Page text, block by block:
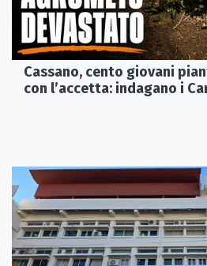
Cassano, cento giovani
con l’accetta: indagano i